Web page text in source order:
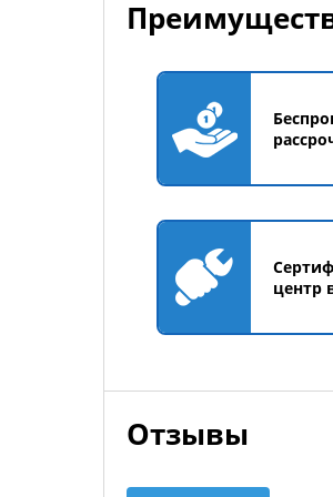
центр
Отзывы